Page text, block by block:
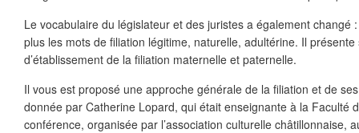
Le vocabulaire du législateur et des juristes a également changé
plus les mots de filiation légitime, naturelle, adultérine. Il
d’établissement de la filiation maternelle et paternelle.
Il vous est proposé une approche générale de la filiation et de
donnée par Catherine Lopard, qui était enseignante à la Faculté
conférence, organisée par l’association culturelle châtillonnaise,